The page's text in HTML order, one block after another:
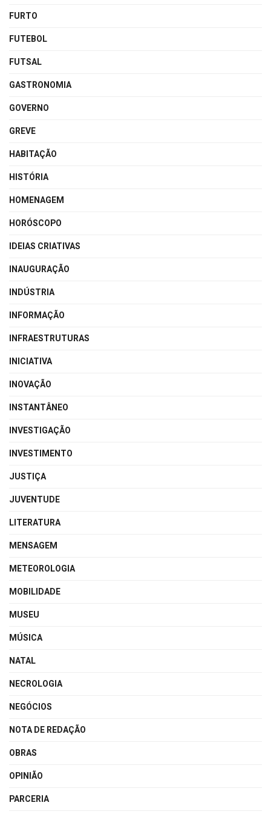
FURTO
FUTEBOL
FUTSAL
GASTRONOMIA
GOVERNO
GREVE
HABITAÇÃO
HISTÓRIA
HOMENAGEM
HORÓSCOPO
IDEIAS CRIATIVAS
INAUGURAÇÃO
INDÚSTRIA
INFORMAÇÃO
INFRAESTRUTURAS
INICIATIVA
INOVAÇÃO
INSTANTÂNEO
INVESTIGAÇÃO
INVESTIMENTO
JUSTIÇA
JUVENTUDE
LITERATURA
MENSAGEM
METEOROLOGIA
MOBILIDADE
MUSEU
MÚSICA
NATAL
NECROLOGIA
NEGÓCIOS
NOTA DE REDAÇÃO
OBRAS
OPINIÃO
PARCERIA